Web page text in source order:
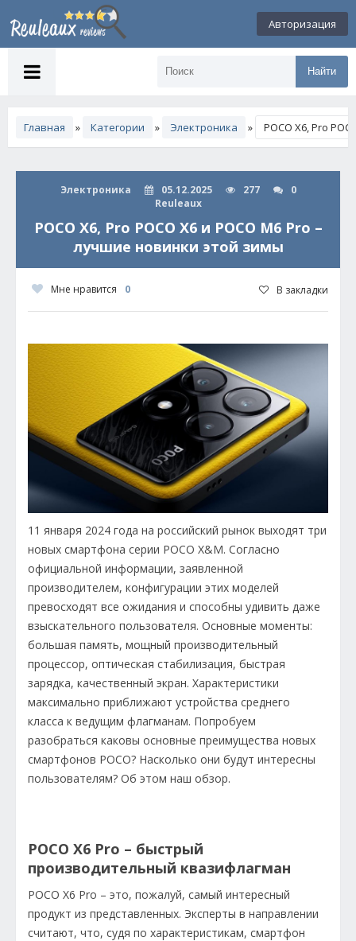
Авторизация
Найти
Главная » Категории » Электроника » POCO X6, Pro
Электроника 05.12.2025 277
0
Reuleaux
POCO X6, Pro POCO X6 и POCO M6 Pro –
лучшие новинки этой зимы
Мне нравится 0 В закладки
11 января 2024 года на российский рынок выходят три
новых смартфона серии POCO X&M. Согласно
официальной информации, заявленной
производителем, конфигурации этих моделей
превосходят все ожидания и способны удивить даже
взыскательного пользователя. Основные моменты:
большая память, мощный производительный
процессор, оптическая стабилизация, быстрая
зарядка, качественный экран. Характеристики
максимально приближают устройства среднего
класса к ведущим флагманам. Попробуем
разобраться каковы основные преимущества новых
смартфонов POCO? Насколько они будут интересны
пользователям? Об этом наш обзор.
POCO X6 Pro – быстрый
производительный квазифлагман
POCO X6 Pro – это, пожалуй, самый интересный
продукт из представленных. Эксперты в направлении
считают, что, судя по характеристикам, смартфон